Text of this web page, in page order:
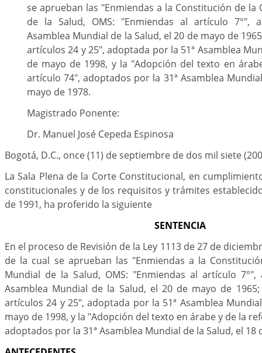
se aprueban las "Enmiendas a la Constitución de la
de la Salud, OMS: "Enmiendas al artículo 7°",
Asamblea Mundial de la Salud, el 20 de mayo de
artículos 24 y 25", adoptada por la 51ª Asamblea
de mayo de 1998, y la "Adopción del texto en
artículo 74", adoptados por la 31ª Asamblea
mayo de 1978.
Magistrado Ponente:
Dr. Manuel José Cepeda Espinosa
Bogotá, D.C., once (11) de septiembre de dos mil siete
La Sala Plena de la Corte Constitucional, en
constitucionales y de los requisitos y trámites
de 1991, ha proferido la siguiente
SENTENCIA
En el proceso de Revisión de la Ley 1113 de 27 de
de la cual se aprueban las "Enmiendas a la
Mundial de la Salud, OMS: "Enmiendas al artículo
Asamblea Mundial de la Salud, el 20 de mayo de
artículos 24 y 25", adoptada por la 51ª Asamblea
mayo de 1998, y la "Adopción del texto en árabe y de la
adoptados por la 31ª Asamblea Mundial de la Salud, el 18